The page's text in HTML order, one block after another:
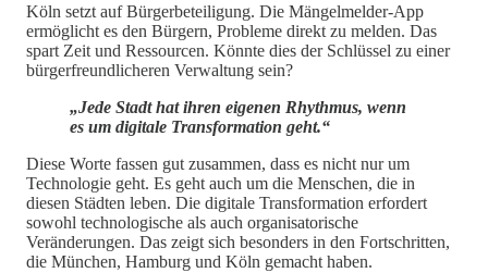
Köln setzt auf Bürgerbeteiligung. Die Mängelmelder-App
ermöglicht es den Bürgern, Probleme direkt zu melden. Das
spart Zeit und Ressourcen. Könnte dies der Schlüssel zu einer
bürgerfreundlicheren Verwaltung sein?
„Jede Stadt hat ihren eigenen Rhythmus, wenn
es um digitale Transformation geht.“
Diese Worte fassen gut zusammen, dass es nicht nur um
Technologie geht. Es geht auch um die Menschen, die in
diesen Städten leben. Die digitale Transformation erfordert
sowohl technologische als auch organisatorische
Veränderungen. Das zeigt sich besonders in den Fortschritten,
die München, Hamburg und Köln gemacht haben.